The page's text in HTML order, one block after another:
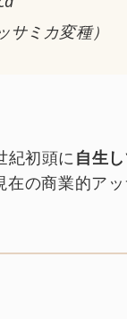
サミカ変種）
紀初頭に 自生
在の商業的ア